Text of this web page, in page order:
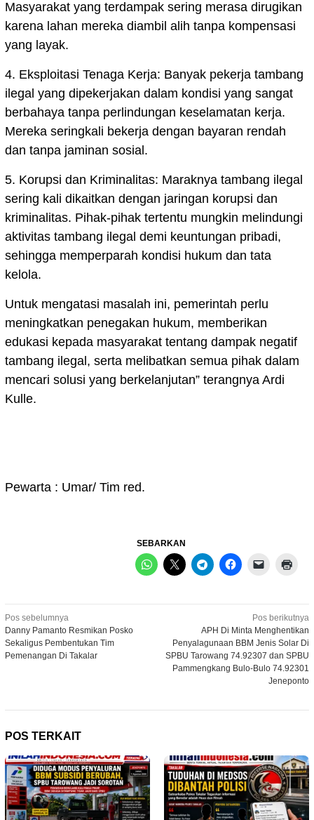
Masyarakat yang terdampak sering merasa dirugikan
karena lahan mereka diambil alih tanpa kompensasi
yang layak.
4. Eksploitasi Tenaga Kerja: Banyak pekerja tambang
ilegal yang dipekerjakan dalam kondisi yang sangat
berbahaya tanpa perlindungan keselamatan kerja.
Mereka seringkali bekerja dengan bayaran rendah
dan tanpa jaminan sosial.
5. Korupsi dan Kriminalitas: Maraknya tambang ilegal
sering kali dikaitkan dengan jaringan korupsi dan
kriminalitas. Pihak-pihak tertentu mungkin melindungi
aktivitas tambang ilegal demi keuntungan pribadi,
sehingga memperparah kondisi hukum dan tata
kelola.
Untuk mengatasi masalah ini, pemerintah perlu
meningkatkan penegakan hukum, memberikan
edukasi kepada masyarakat tentang dampak negatif
tambang ilegal, serta melibatkan semua pihak dalam
mencari solusi yang berkelanjutan” terangnya Ardi
Kulle.
Pewarta : Umar/ Tim red.
SEBARKAN
Navigasi
pos
Pos sebelumnya
Danny Pamanto Resmikan Posko
Sekaligus Pembentukan Tim
Pemenangan Di Takalar
Pos berikutnya
APH Di Minta Menghentikan
Penyalagunaan BBM Jenis Solar Di
SPBU Tarowang 74.92307 dan SPBU
Pammengkang Bulo-Bulo 74.92301
Jeneponto
POS TERKAIT